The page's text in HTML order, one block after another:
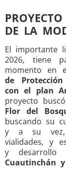
DE LA
El importante
2026, tiene
momento en
de
con el plan
proyecto
Flor del
buscando su
y a su vez,
vialidades, y
y
Cuautinchán y